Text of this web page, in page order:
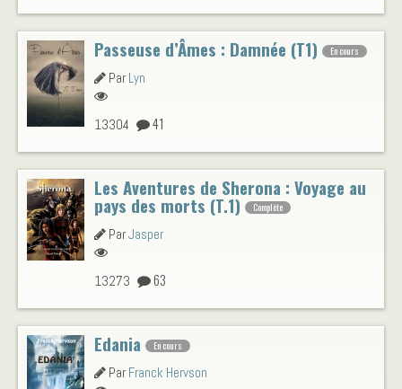
Passeuse d’Âmes : Damnée (T1) En cours
ParLyn
13304 41
Les Aventures de Sherona : Voyage au
pays des morts (T.1) Complète
ParJasper
13273 63
Edania En cours
ParFranck Hervson